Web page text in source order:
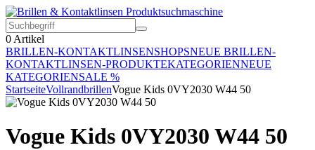
0 Artikel
BRILLEN-KONTAKTLINSENSHOPSNEUE BRILLEN-
KONTAKTLINSEN-PRODUKTEKATEGORIENNEUE
KATEGORIENSALE %
StartseiteVollrandbrillenVogue Kids 0VY2030 W44 50
Vogue Kids 0VY2030 W44 50